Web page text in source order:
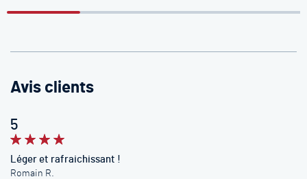
Avis clients
5
Léger et rafraichissant !
Romain R.